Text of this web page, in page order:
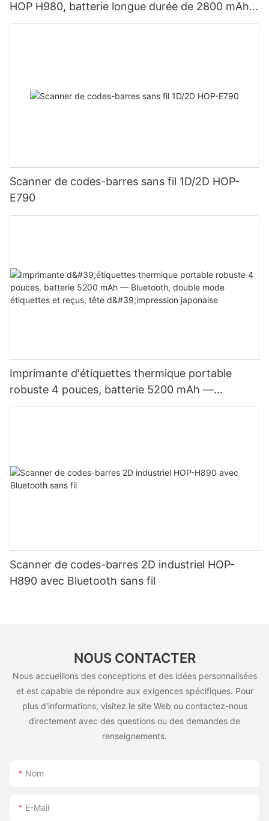
HOP H980, batterie longue durée de 2800 mAh,
idéal pour les entrepôts et la logistique.
Scanner de codes-barres sans fil 1D/2D HOP-
E790
Imprimante d'étiquettes thermique portable
robuste 4 pouces, batterie 5200 mAh —
Bluetooth, double mode étiquettes et reçus, tête
Scanner de codes-barres 2D industriel HOP-
H890 avec Bluetooth sans fil
NOUS CONTACTER
Nous accueillons des conceptions et des idées personnalisées
et est capable de répondre aux exigences spécifiques. Pour
plus d'informations, visitez le site Web ou contactez-nous
directement avec des questions ou des demandes de
renseignements.
Nom
E-Mail